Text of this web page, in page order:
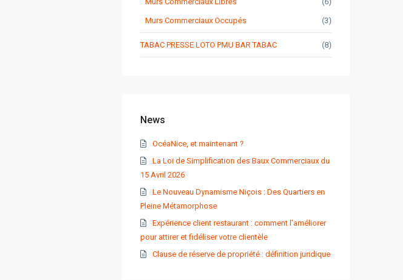
Murs Commerciaux Occupés (3)
TABAC PRESSE LOTO PMU BAR TABAC (8)
News
OcéaNice, et maintenant ?
La Loi de Simplification des Baux Commerciaux du
15 Avril 2026
Le Nouveau Dynamisme Niçois : Des Quartiers en
Pleine Métamorphose
Expérience client restaurant : comment l’améliorer
pour attirer et fidéliser votre clientèle
Clause de réserve de propriété : définition juridique